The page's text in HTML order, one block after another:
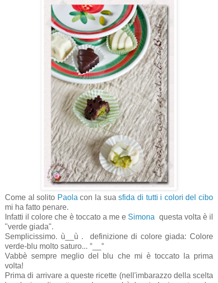
Come al solito Paolacon la suasfida di tutti i colori del cibo
mi ha fatto penare.
Infatti il colore che è toccato a me e Simona questa volta è il
"verde giada".
Semplicissimo. ù__ù . definizione di colore giada: Colore
verde-blu molto saturo... °__°
Vabbè sempre meglio del blu che mi è toccato la prima
volta!
Prima di arrivare a queste ricette (nell'imbarazzo della scelta